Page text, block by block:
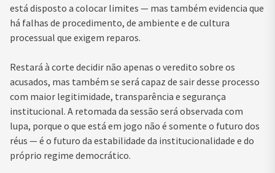
está disposto a colocar limites — mas também evidencia que
há falhas de procedimento, de ambiente e de cultura
processual que exigem reparos.
Restará à corte decidir não apenas o veredito sobre os
acusados, mas também se será capaz de sair desse processo
com maior legitimidade, transparência e segurança
institucional. A retomada da sessão será observada com
lupa, porque o que está em jogo não é somente o futuro dos
réus — é o futuro da estabilidade da institucionalidade e do
próprio regime democrático.